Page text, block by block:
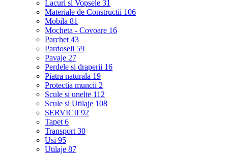
Lacuri si Vopsele 31
Materiale de Constructii 106
Mobila 81
Mocheta - Covoare 16
Parchet 43
Pardoseli 59
Pavaje 27
Perdele si draperii 16
Piatra naturala 19
Protectia muncii 2
Scule si unelte 112
Scule si Utilaje 108
SERVICII 92
Tapet 6
Transport 30
Usi 95
Utilaje 87